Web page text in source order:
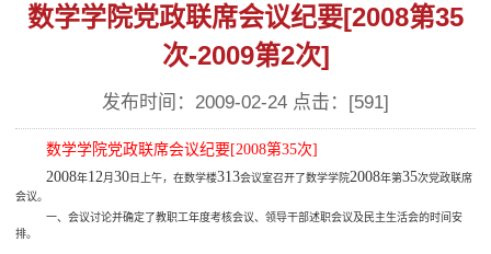
数学学院党政联席会议纪要[2008第35
次-2009第2次]
发布时间：2009-02-24 点击：[591]
数学学院党政联席会议纪要[2008第35次]
2008年12月30日上午，在数学楼313会议室召开了数学学院2008年第35次党政联席
会议。
一、会议讨论并确定了教职工年度考核会议、领导干部述职会议及民主生活会的时间安
排。